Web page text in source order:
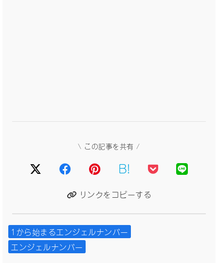
\ この記事を共有 /
B!
リンクをコピーする
1から始まるエンジェルナンバー
エンジェルナンバー